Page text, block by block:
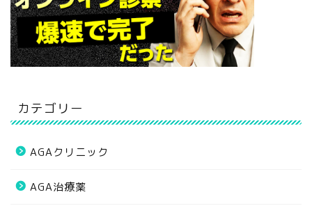
カテゴリー
AGAクリニック
AGA治療薬